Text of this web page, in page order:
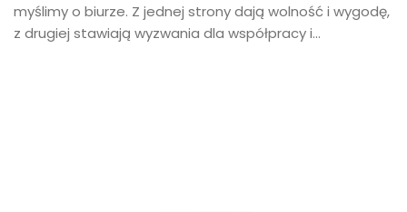
myślimy o biurze. Z jednej strony dają wolność i wygodę,
z drugiej stawiają wyzwania dla współpracy i...